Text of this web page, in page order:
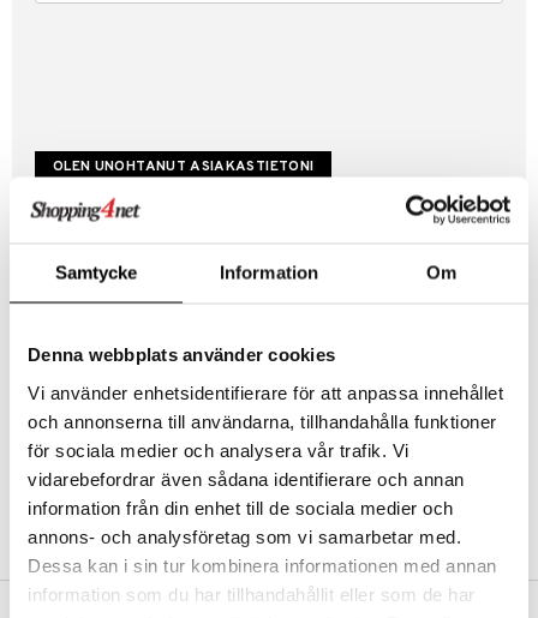
Samtycke Information Om
Denna webbplats använder cookies
Vi använder enhetsidentifierare för att anpassa innehållet
och annonserna till användarna, tillhandahålla funktioner
för sociala medier och analysera vår trafik. Vi
vidarebefordrar även sådana identifierare och annan
information från din enhet till de sociala medier och
annons- och analysföretag som vi samarbetar med.
Dessa kan i sin tur kombinera informationen med annan
information som du har tillhandahållit eller som de har
Luo uusi asiakas
Hyviä tarjouksia
Kestotilaus
Arvostele tuotteita
Toivelistat
LUO ASIAKAS